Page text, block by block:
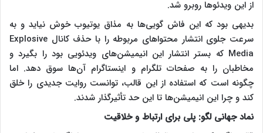
از این ویدئوها روبرو شد.
بدیهی بود که این فاش گویی‌ها به مذاق یوتیوب خوش نیاید و به
سرعت جلوی انتشار محتواهای مربوطه را با حذف کانال Explosive
Media که بستر انتشار این انیمیشن‌های ویدئویی بود را بگیرد و
مخاطبان را به صفحات تلگرام و اینستاگرام آن‌ها سوق دهد. اما
چگونه است که استفاده از این قالب، توانست روایت جدیدی را خلق
کند و چرا این انیمیشن‌ها تا این حد تأثیرگذار شدند.
نماد جهانی لگو: پلی برای ارتباط و خلاقیت